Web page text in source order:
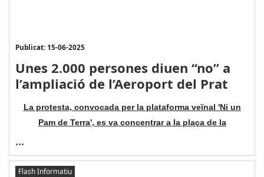
Publicat: 15-06-2025
Unes 2.000 persones diuen “no” a
l’ampliació de l’Aeroport del Prat
La protesta, convocada per la plataforma veïnal 'Ni un
Pam de Terra', es va concentrar a la plaça de la
...
Flash Informatiu